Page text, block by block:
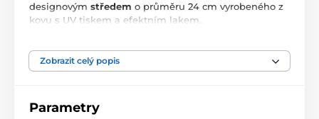
designovým středem o průměru 24 cm vyrobeného z
kovu s UV tiskem a efektním lakem.
je tato plaketa ideální volbou pro významná výročí,
sportovní úspěchy i firemní poděkování.
na stůl pomocí kovového stojánku, nebo ji
Zobrazit celý popis
Parametry